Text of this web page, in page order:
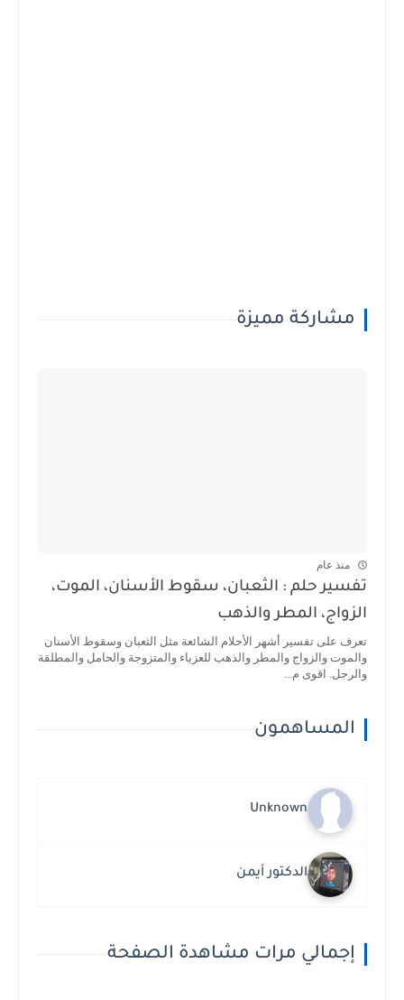
مشاركة مميزة
منذ عام
تفسير حلم : الثعبان، سقوط الأسنان، الموت،
الزواج، المطر والذهب
تعرف على تفسير أشهر الأحلام الشائعة مثل الثعبان وسقوط الأسنان
والموت والزواج والمطر والذهب للعزباء والمتزوجة والحامل والمطلقة
والرجل. اقوى م...
المساهمون
Unknown
الدكتور أيمن
إجمالي مرات مشاهدة الصفحة